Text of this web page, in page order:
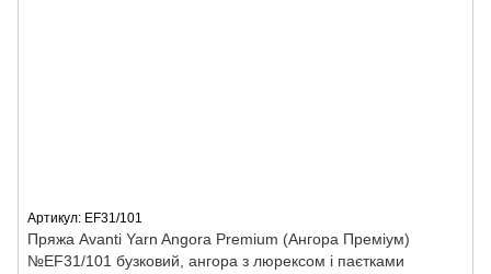
Артикул: EF31/101
Пряжа Avanti Yarn Angora Premium (Ангора Преміум)
№EF31/101 бузковий, ангора з люрексом і паєтками